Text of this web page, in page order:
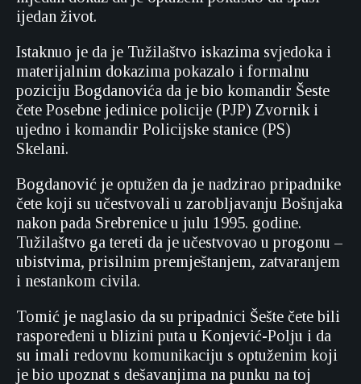
ijedan život.
Istaknuo je da je Tužilaštvo iskazima svjedoka i
materijalnim dokazima pokazalo i formalnu
poziciju Bogdanovića da je bio komandir Šeste
čete Posebne jedinice policije (PJP) Zvornik i
ujedno i komandir Policijske stanice (PS)
Skelani.
Bogdanović je optužen da je nadzirao pripadnike
čete koji su učestvovali u zarobljavanju Bošnjaka
nakon pada Srebrenice u julu 1995. godine.
Tužilaštvo ga tereti da je učestvovao u progonu –
ubistvima, prisilnim premještanjem, zatvaranjem
i nestankom civila.
Tomić je naglasio da su pripadnici Šešte čete bili
raspoređeni u blizini puta u Konjević-Polju i da
su imali redovnu komunikaciju s optuženim koji
je bio upoznat s dešavanjima na punku na toj